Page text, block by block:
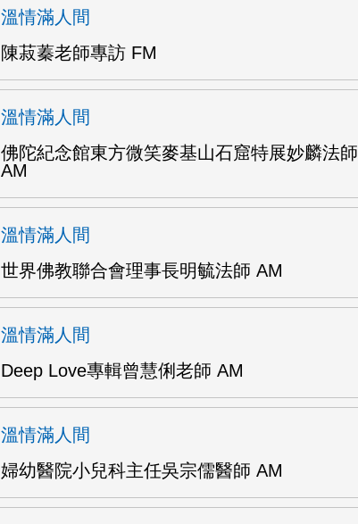
溫情滿人間
陳菽蓁老師專訪 FM
溫情滿人間
佛陀紀念館東方微笑麥基山石窟特展妙麟法師
AM
溫情滿人間
世界佛教聯合會理事長明毓法師 AM
溫情滿人間
Deep Love專輯曾慧俐老師 AM
溫情滿人間
婦幼醫院小兒科主任吳宗儒醫師 AM